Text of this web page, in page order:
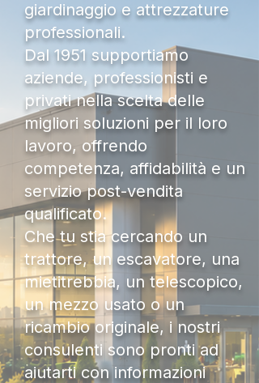
giardinaggio e attrezzature
professionali.
Dal 1951 supportiamo
aziende, professionisti e
privati nella scelta delle
migliori soluzioni per il loro
lavoro, offrendo
competenza, affidabilità e un
servizio post-vendita
qualificato.
Che tu stia cercando un
trattore, un escavatore, una
mietitrebbia, un telescopico,
un mezzo usato o un
ricambio originale, i nostri
consulenti sono pronti ad
aiutarti con informazioni